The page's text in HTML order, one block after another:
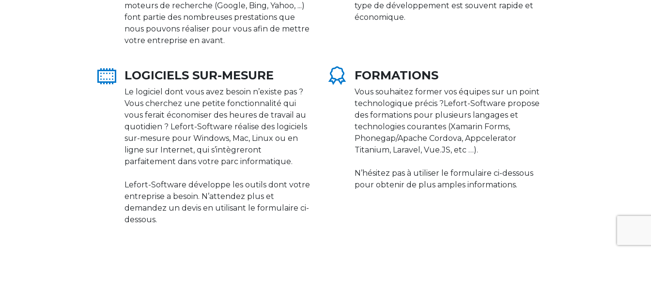
moteurs de recherche (Google, Bing, Yahoo, ...)
font partie des nombreuses prestations que
nous pouvons réaliser pour vous afin de mettre
votre entreprise en avant.
type de développement est souvent rapide et
économique.
LOGICIELS SUR-MESURE
Le logiciel dont vous avez besoin n’existe pas ?
Vous cherchez une petite fonctionnalité qui
vous ferait économiser des heures de travail au
quotidien ? Lefort-Software réalise des logiciels
sur-mesure pour Windows, Mac, Linux ou en
ligne sur Internet, qui s’intègreront
parfaitement dans votre parc informatique.
Lefort-Software développe les outils dont votre
entreprise a besoin. N’attendez plus et
demandez un devis en utilisant le formulaire ci-
dessous.
FORMATIONS
Vous souhaitez former vos équipes sur un point
technologique précis ?Lefort-Software propose
des formations pour plusieurs langages et
technologies courantes (Xamarin Forms,
Phonegap/Apache Cordova, Appcelerator
Titanium, Laravel, Vue.JS, etc …).
N’hésitez pas à utiliser le formulaire ci-dessous
pour obtenir de plus amples informations.